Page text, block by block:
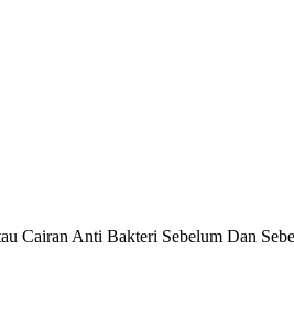
Cairan Anti Bakteri Sebelum Dan